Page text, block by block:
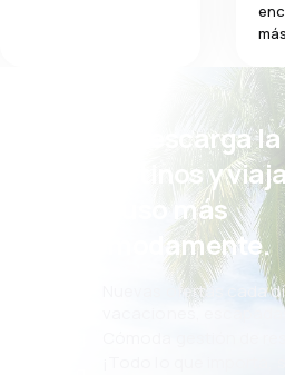
¡Eh! Descarga
eDestinos y viaja
incluso más
cómodamente.
Nuevas ofertas cada
vacaciones, escapadas
Cómoda gestión de
¡Todo lo que importa,